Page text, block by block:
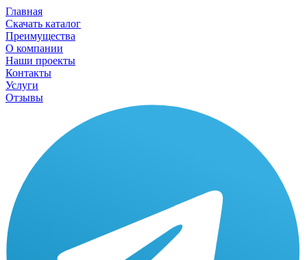
Главная
Скачать каталог
Преимущества
О компании
Наши проекты
Контакты
Услуги
Отзывы